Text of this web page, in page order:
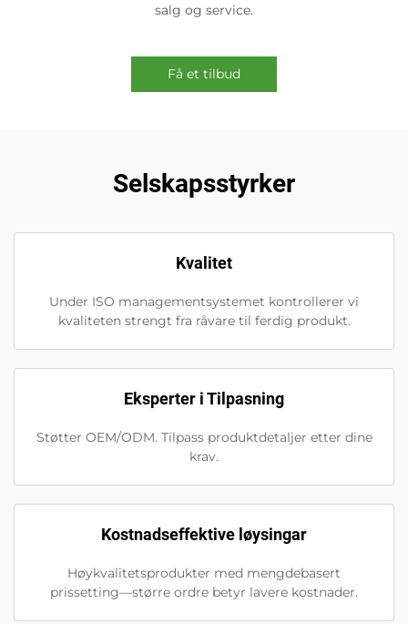
salg og service.
Få et tilbud
Selskapsstyrker
Kvalitet
Under ISO managementsystemet kontrollerer vi
kvaliteten strengt fra råvare til ferdig produkt.
Eksperter i Tilpasning
Støtter OEM/ODM. Tilpass produktdetaljer etter dine
krav.
Kostnadseffektive løysingar
Høykvalitetsprodukter med mengdebasert
prissetting—større ordre betyr lavere kostnader.